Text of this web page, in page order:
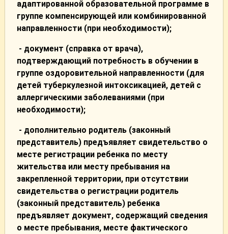
адаптированной образовательной программе в
группе компенсирующей или комбинированной
направленности (при необходимости);
- документ (справка от врача),
подтверждающий потребность в обучении в
группе оздоровительной направленности (для
детей туберкулезной интоксикацией, детей с
аллергическими заболеваниями (при
необходимости);
- дополнительно родитель (законный
представитель) предъявляет свидетельство о
месте регистрации ребенка по месту
жительства или месту пребывания на
закрепленной территории, при отсутствии
свидетельства о регистрации родитель
(законный представитель) ребенка
предъявляет документ, содержащий сведения
о месте пребывания, месте фактического